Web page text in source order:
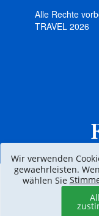
Alle Rechte
TRAVEL 2026
Wir verwenden
gewaehrleisten.
wählen Sie